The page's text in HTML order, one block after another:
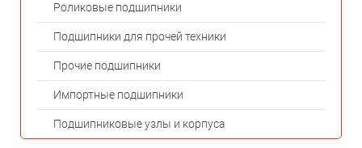
Роликовые подшипники
Подшипники для прочей техники
Прочие подшипники
Импортные подшипники
Подшипниковые узлы и корпуса